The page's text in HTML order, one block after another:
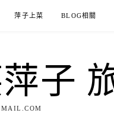
萍子上菜 BLOG相關
萍子